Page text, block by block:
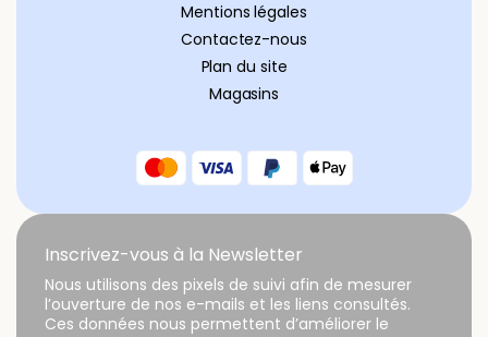
Mentions légales
Contactez-nous
Plan du site
Magasins
Inscrivez-vous à la Newsletter
Nous utilisons des pixels de suivi afin de mesurer
l’ouverture de nos e-mails et les liens consultés.
Ces données nous permettent d’améliorer le